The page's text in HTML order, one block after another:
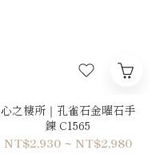
心之棲所｜孔雀石金曜石手
鍊 C1565
NT$2,930 ~ NT$2,980